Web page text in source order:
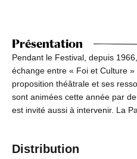
Présentation
Pendant le Festival, depuis
échange entre « Foi et Culture
proposition théâtrale et ses
sont animées cette année par
est invité aussi à intervenir. La
Distribution